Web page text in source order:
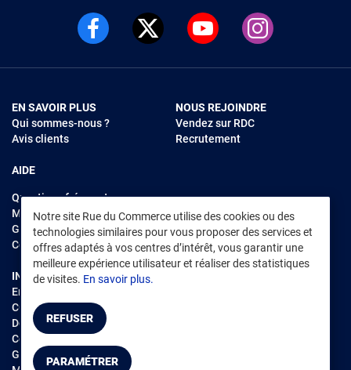
Notre site Rue du Commerce utilise des cookies ou des
technologies similaires pour vous proposer des services et
offres adaptés à vos centres d’intérêt, vous garantir une
meilleure expérience utilisateur et réaliser des statistiques
de visites. En savoir plus.
REFUSER
PARAMÉTRER
EN SAVOIR PLUS
Qui sommes-nous ?
Avis clients
AIDE
Questions fréquentes
Modes de règlements
Garantie et retours
Contacter Rue du Commerce
NOUS REJOINDRE
Vendez sur RDC
Recrutement
INFORMATIONS LÉGALES
Environnement
CGV /CGU Marketplace
Données personnelles
Cookies
Gérer mes cookies